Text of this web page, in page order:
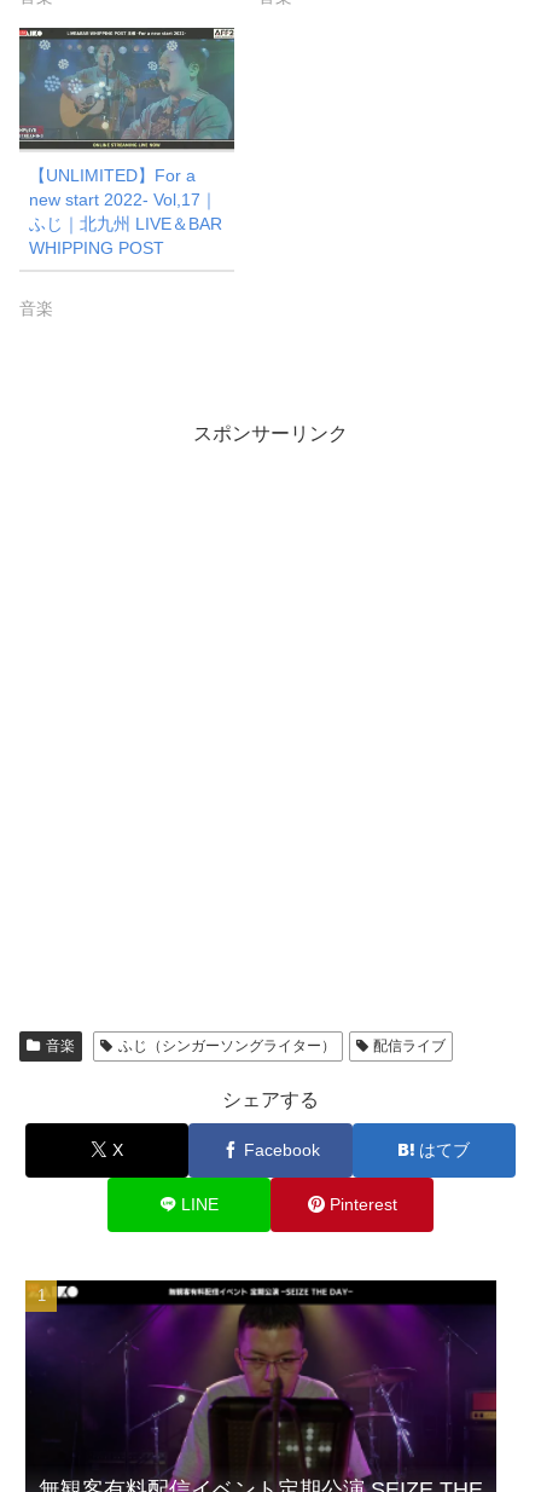
【UNLIMITED】For a
new start 2022- Vol,17｜
ふじ｜北九州 LIVE＆BAR
WHIPPING POST
音楽
スポンサーリンク
音楽 ふじ（シンガーソングライター） 配信ライブ
シェアする
X Facebook はてブ
LINE Pinterest